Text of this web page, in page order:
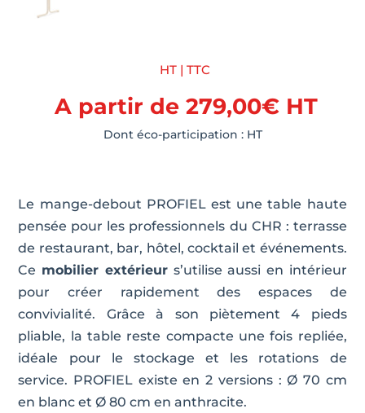
HT | TTC
A partir de 279,00€HT
Dont éco-participation : HT
Le mange-debout PROFIEL est une table haute
pensée pour les professionnels du CHR : terrasse
de restaurant, bar, hôtel, cocktail et événements.
Ce mobilier extérieurs’utilise aussi en intérieur
pour créer rapidement des espaces de
convivialité. Grâce à son piètement 4 pieds
pliable, la table reste compacte une fois repliée,
idéale pour le stockage et les rotations de
service. PROFIEL existe en 2 versions : Ø 70 cm
en blanc et Ø 80 cm en anthracite.